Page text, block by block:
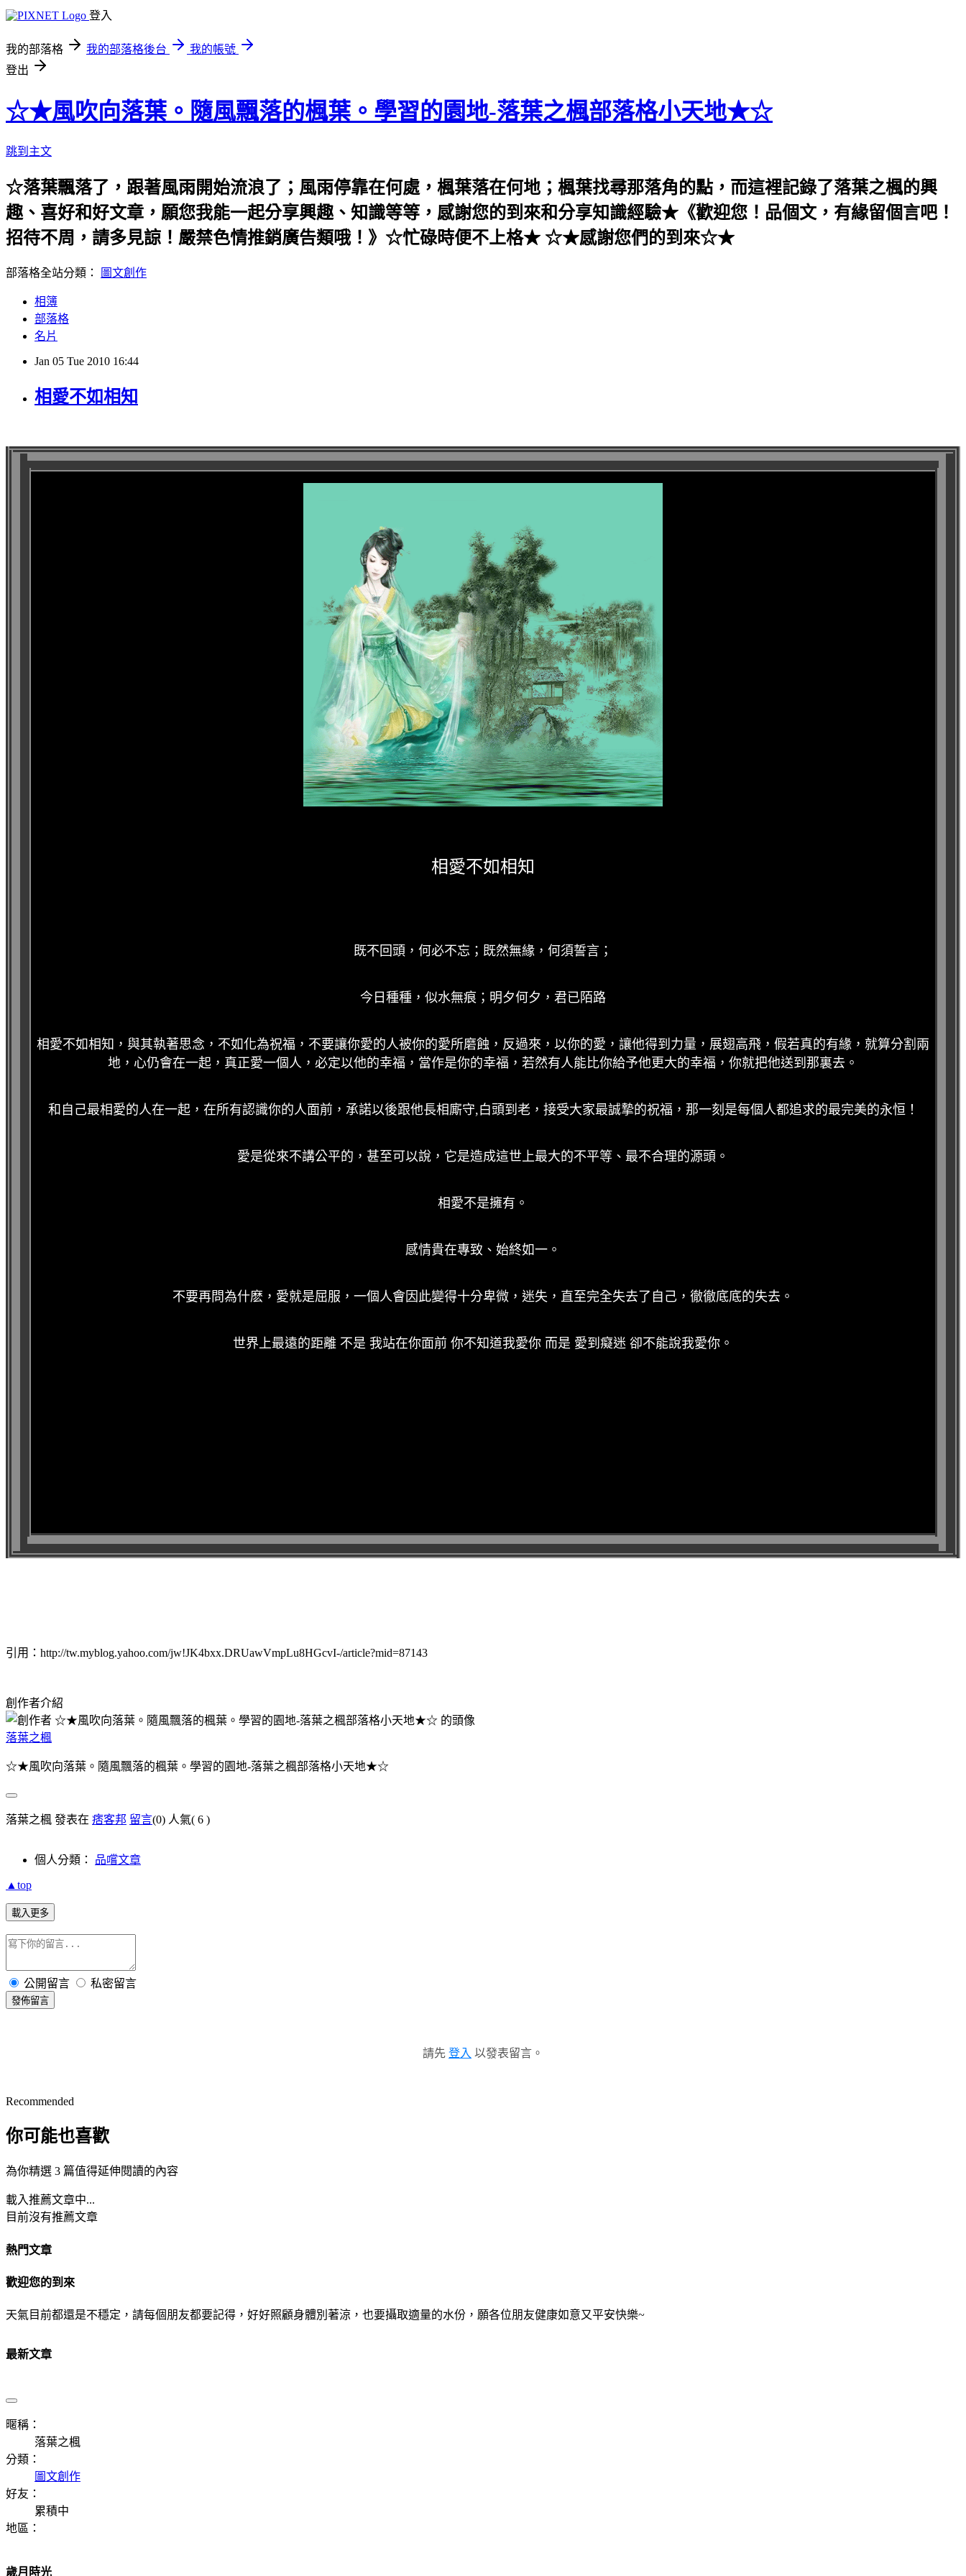
登入
我的部落格 我的部落格後台
我的帳號
登出
☆★風吹向落葉。隨風飄落的楓葉。學習的園地-落葉之楓部落格小天地★☆
跳到主文
☆落葉飄落了，跟著風雨開始流浪了；風雨停靠在何處，楓葉落在何地；楓葉找尋那落角的點，而這裡記錄了落葉之楓的興
趣、喜好和好文章，願您我能一起分享興趣、知識等等，感謝您的到來和分享知識經驗★《歡迎您！品個文，有緣留個言吧！
招待不周，請多見諒！嚴禁色情推銷廣告類哦！》☆忙碌時便不上格★ ☆★感謝您們的到來☆★
部落格全站分類： 圖文創作
相簿
部落格
名片
Jan 05 Tue 2010 16:44
相愛不如相知
相愛不如相知
既不回頭，何必不忘；既然無緣，何須誓言；
今日種種，似水無痕；明夕何夕，君已陌路
相愛不如相知，與其執著思念，不如化為祝福，不要讓你愛的人被你的愛所磨蝕，反過來，以你的愛，讓他得到力量，展翅高飛，假若真的有緣，就算分割兩
地，心仍會在一起，真正愛一個人，必定以他的幸福，當作是你的幸福，若然有人能比你給予他更大的幸福，你就把他送到那裏去。
和自己最相愛的人在一起，在所有認識你的人面前，承諾以後跟他長相廝守,白頭到老，接受大家最誠摯的祝福，那一刻是每個人都追求的最完美的永恒！
愛是從來不講公平的，甚至可以說，它是造成這世上最大的不平等、最不合理的源頭。
相愛不是擁有。
感情貴在專致、始終如一。
不要再問為什麽，愛就是屈服，一個人會因此變得十分卑微，迷失，直至完全失去了自己，徹徹底底的失去。
世界上最遠的距離 不是 我站在你面前 你不知道我愛你 而是 愛到癡迷 卻不能說我愛你。
引用：http://tw.myblog.yahoo.com/jw!JK4bxx.DRUawVmpLu8HGcvI-/article?mid=87143
創作者介紹
落葉之楓
☆★風吹向落葉。隨風飄落的楓葉。學習的園地-落葉之楓部落格小天地★☆
落葉之楓 發表在 痞客邦 留言(0) 人氣( 6 )
個人分類： 品嚐文章
▲top
載入更多
公開留言 私密留言
發佈留言
請先 登入 以發表留言。
Recommended
你可能也喜歡
為你精選 3 篇值得延伸閱讀的內容
載入推薦文章中...
目前沒有推薦文章
熱門文章
歡迎您的到來
天氣目前都還是不穩定，請每個朋友都要記得，好好照顧身體別著涼，也要攝取適量的水份，願各位朋友健康如意又平安快樂~
最新文章
暱稱：
落葉之楓
分類：
圖文創作
好友：
累積中
地區：
歲月時光